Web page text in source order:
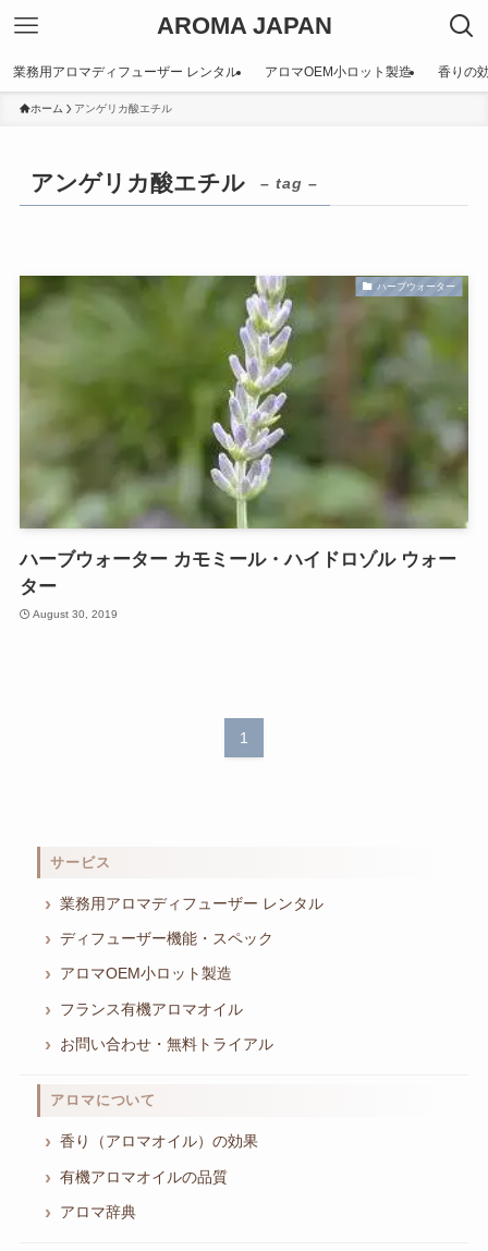
AROMA JAPAN
業務用アロマディフューザー レンタル アロマOEM小ロット製造 香りの
ホーム アンゲリカ酸エチル
アンゲリカ酸エチル – tag –
ハーブウォーター
ハーブウォーター カモミール・ハイドロゾル ウォー
ター
August 30, 2019
1
サービス
業務用アロマディフューザー レンタル
ディフューザー機能・スペック
アロマOEM小ロット製造
フランス有機アロマオイル
お問い合わせ・無料トライアル
アロマについて
香り（アロマオイル）の効果
有機アロマオイルの品質
アロマ辞典